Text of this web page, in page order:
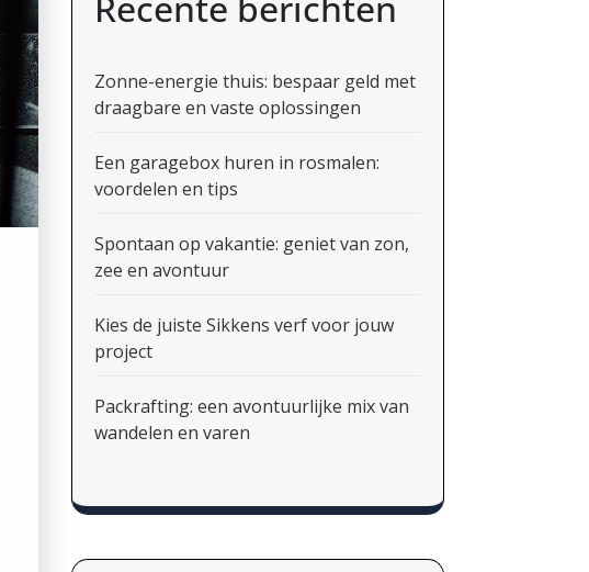
Zonne-energie thuis: bespaar geld met
draagbare en vaste oplossingen
Een garagebox huren in rosmalen:
voordelen en tips
Spontaan op vakantie: geniet van zon,
zee en avontuur
Kies de juiste Sikkens verf voor jouw
project
Packrafting: een avontuurlijke mix van
wandelen en varen